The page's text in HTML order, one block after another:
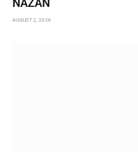
NAZAN
AUGUST 2, 2026